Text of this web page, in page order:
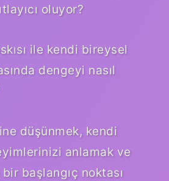
oluyor?
ile kendi bireysel
dengeyi nasıl
düşünmek, kendi
anlamak ve
başlangıç noktası